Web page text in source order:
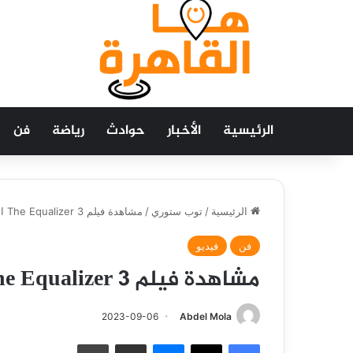
الرئيسية الأخبار حوادث رياضة فن
الرئيسية / توب ستوري / مشاهدة فيلم The Equalizer 3 الجزء الثالث كامل مترجم 2023
فن فيديو
مشاهدة فيلم The Equalizer 3 الجزء الثالث كامل مترجم 2023
Abdel Mola
2023-09-06
فيسبوك ‫X ماسنجر مشاركة عبر البريد طباعة